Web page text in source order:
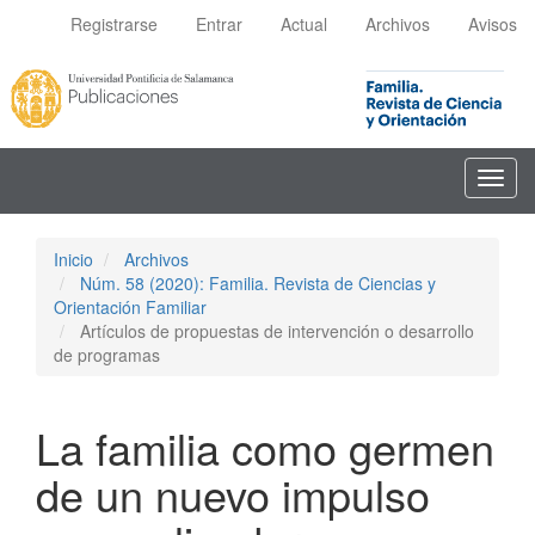
principal
principal
Barra
lateral
Registrarse Entrar Actual Archivos Avisos
Inicio
Archivos
Núm. 58 (2020): Familia. Revista de Ciencias y
Orientación Familiar
Artículos de propuestas de intervención o desarrollo
de programas
La familia como germen
de un nuevo impulso